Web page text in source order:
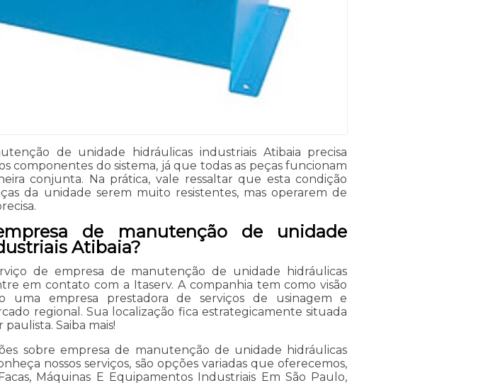
de unidade hidráulicas industriais Atibaia precisa
componentes do sistema, já que todas as peças funcionam
conjunta. Na prática, vale ressaltar que esta condição
da unidade serem muito resistentes, mas operarem de
de manutenção de unidade
Atibaia?
de empresa de manutenção de unidade hidráulicas
em contato com a Itaserv. A companhia tem como visão
uma empresa prestadora de serviços de usinagem e
regional. Sua localização fica estrategicamente situada
Saiba mais!
sobre empresa de manutenção de unidade hidráulicas
nossos serviços, são opções variadas que oferecemos,
Máquinas E Equipamentos Industriais Em São Paulo,